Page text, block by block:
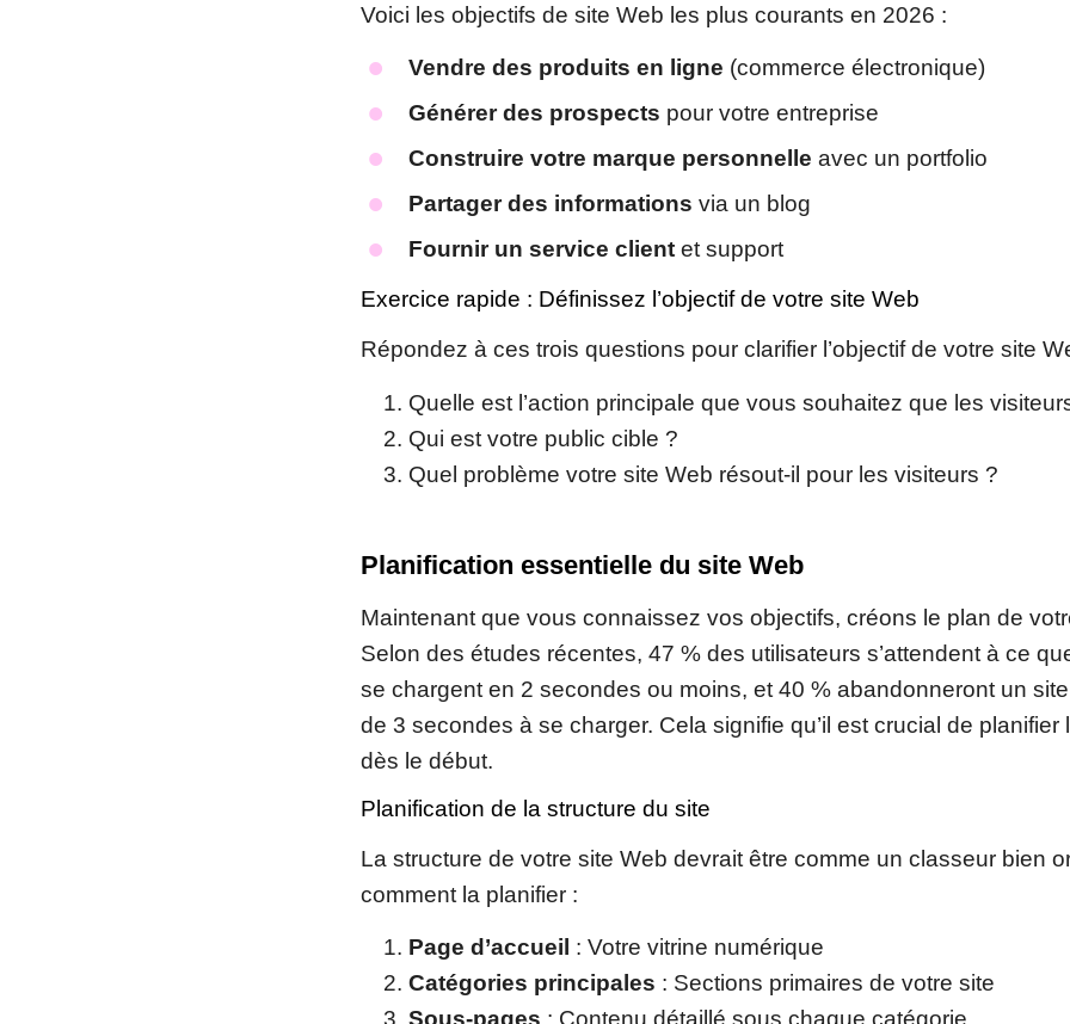
Voici les objectifs de site Web les plus courants en 2026 :
Vendre des produits en ligne (commerce électronique)
Générer des prospects pour votre entreprise
Construire votre marque personnelle avec un portfolio
Partager des informations via un blog
Fournir un service client et support
Exercice rapide : Définissez l’objectif de votre site Web
Répondez à ces trois questions pour clarifier l’objectif de votre site
Quelle est l’action principale que vous souhaitez que les
Qui est votre public cible ?
Quel problème votre site Web résout-il pour les visiteurs ?
Planification essentielle du site Web
Maintenant que vous connaissez vos objectifs, créons le plan de
Selon des études récentes, 47 % des utilisateurs s’attendent à ce
se chargent en 2 secondes ou moins, et 40 % abandonneront un
de 3 secondes à se charger. Cela signifie qu’il est crucial de planifier
dès le début.
Planification de la structure du site
La structure de votre site Web devrait être comme un classeur bien
comment la planifier :
Page d’accueil : Votre vitrine numérique
Catégories principales : Sections primaires de votre site